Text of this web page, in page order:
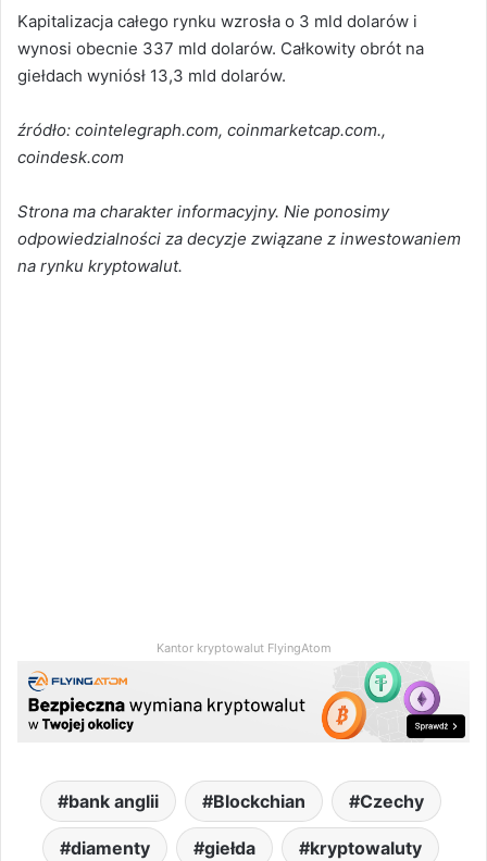
Kapitalizacja całego rynku wzrosła o 3 mld dolarów i
wynosi obecnie 337 mld dolarów. Całkowity obrót na
giełdach wyniósł 13,3 mld dolarów.
źródło: cointelegraph.com, coinmarketcap.com.,
coindesk.com
Strona ma charakter informacyjny. Nie ponosimy
odpowiedzialności za decyzje związane z inwestowaniem
na rynku kryptowalut.
Kantor kryptowalut FlyingAtom
bank anglii Blockchian Czechy
diamenty giełda kryptowaluty